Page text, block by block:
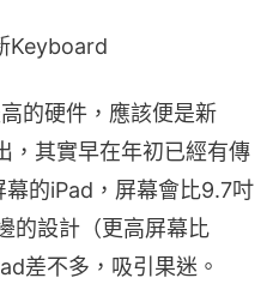
Keyboard
的硬件，應該便是新
，其實早在年初已經有傳
的iPad，屏幕會比9.7吋
的設計（更高屏幕比
差不多，吸引果迷。